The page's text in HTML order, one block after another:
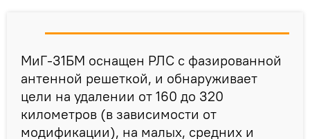
МиГ-31БМ оснащен РЛС с фазированной
антенной решеткой, и обнаруживает
цели на удалении от 160 до 320
километров (в зависимости от
модификации), на малых, средних и